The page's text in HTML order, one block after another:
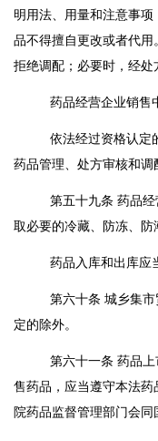
明用法、用量和注意事
品不得擅自更改或者代
拒绝调配；必要时，经处
药品经营企业销售
依法经过资格认定
药品管理、处方审核和调
第五十九条 药品
取必要的冷藏、防冻、防
药品入库和出库应
第六十条 城乡集
定的除外。
第六十一条 药品
售药品，应当遵守本法
院药品监督管理部门会同